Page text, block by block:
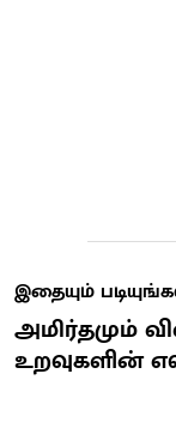
இதையும்
அமிர்தமும்
உறவுகளின்